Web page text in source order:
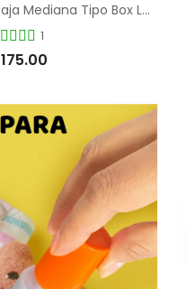
Caja Mediana Tipo Box Lunch Color Blanco
1